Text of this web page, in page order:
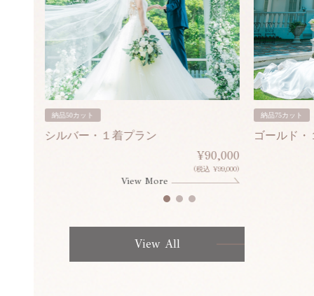
納品50カット
シルバー・１着プラン
¥90,000
(税込 ¥99,000)
View More
納品75カット
ゴールド・
View All